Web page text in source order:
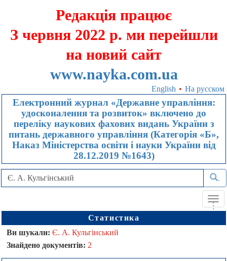
Редакція працює
З червня 2022 р. ми перейшли
на новий сайт
www.nayka.com.ua
English • На русском
Електронний журнал «Державне управління:
удосконалення та розвиток» включено до
переліку наукових фахових видань України з
питань державного управління (Категорія «Б»,
Наказ Міністерства освіти і науки України від
28.12.2019 №1643)
...
Статистика
Ви шукали: Є. А. Кульгінський
Знайдено документів: 2